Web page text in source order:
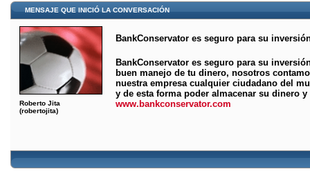
MENSAJE QUE INICIÓ LA CONVERSACIÓN
Roberto Jita
(robertojita)
BankConservator es seguro para su
BankConservator es seguro para su
buen manejo de tu dinero, nosotros
nuestra empresa cualquier ciudadano del
y de esta forma poder almacenar su dinero
www.bankconservator.com